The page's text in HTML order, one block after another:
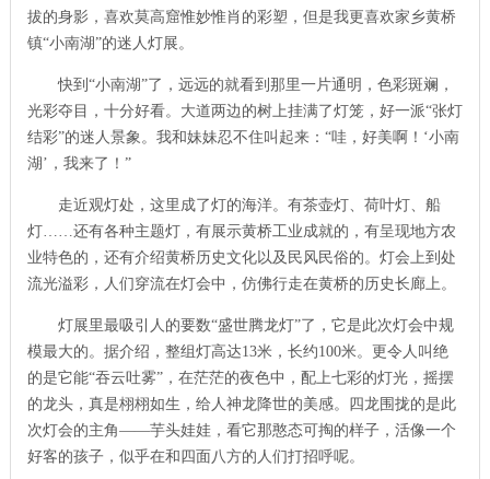
拔的身影，喜欢莫高窟惟妙惟肖的彩塑，但是我更喜欢家乡黄桥
镇“小南湖”的迷人灯展。
快到“小南湖”了，远远的就看到那里一片通明，色彩斑斓，
光彩夺目，十分好看。大道两边的树上挂满了灯笼，好一派“张灯
结彩”的迷人景象。我和妹妹忍不住叫起来：“哇，好美啊！‘小南
湖’，我来了！”
走近观灯处，这里成了灯的海洋。有茶壶灯、荷叶灯、船
灯……还有各种主题灯，有展示黄桥工业成就的，有呈现地方农
业特色的，还有介绍黄桥历史文化以及民风民俗的。灯会上到处
流光溢彩，人们穿流在灯会中，仿佛行走在黄桥的历史长廊上。
灯展里最吸引人的要数“盛世腾龙灯”了，它是此次灯会中规
模最大的。据介绍，整组灯高达13米，长约100米。更令人叫绝
的是它能“吞云吐雾”，在茫茫的夜色中，配上七彩的灯光，摇摆
的龙头，真是栩栩如生，给人神龙降世的美感。四龙围拢的是此
次灯会的主角——芋头娃娃，看它那憨态可掏的样子，活像一个
好客的孩子，似乎在和四面八方的人们打招呼呢。